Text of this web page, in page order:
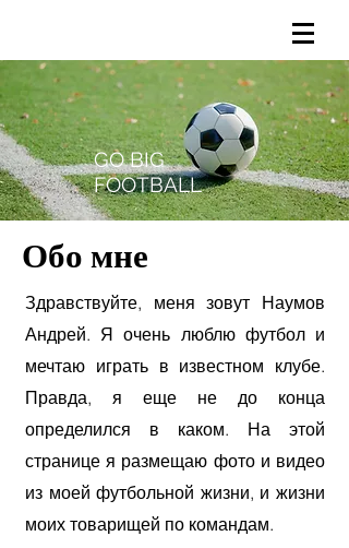
GO BIG
FOOTBALL
Обо мне
Здравствуйте, меня зовут Наумов
Андрей. Я очень люблю футбол и
мечтаю играть в известном клубе.
Правда, я еще не до конца
определился в каком. На этой
странице я размещаю фото и видео
из моей футбольной жизни, и жизни
моих товарищей по командам.